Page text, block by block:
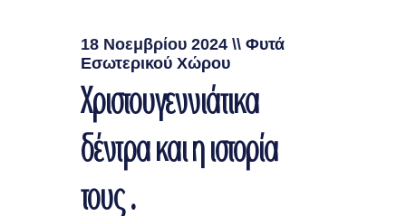
18 Νοεμβρίου 2024 \\ Φυτά
Εσωτερικού Χώρου
Χριστουγεννιάτικα
δέντρα και η ιστορία
τους .